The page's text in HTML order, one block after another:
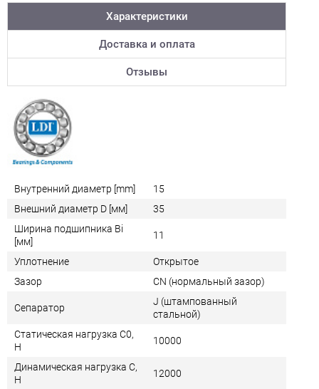
Характеристики
Доставка и оплата
Отзывы
Внутренний диаметр [mm]
15
Внешний диаметр D [мм]
35
Ширина подшипника Bi
[мм]
11
Уплотнение
Открытое
Зазор
CN (нормальный зазор)
Сепаратор
J (штампованный
стальной)
Статическая нагрузка C0,
Н
10000
Динамическая нагрузка C,
Н
12000